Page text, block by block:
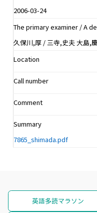
2006-03-24
The primary examiner / A
久保川,厚 / 三寺,史夫 大島,
Location
Call number
Comment
Summary
7865_shimada.pdf
英語多読マラソン